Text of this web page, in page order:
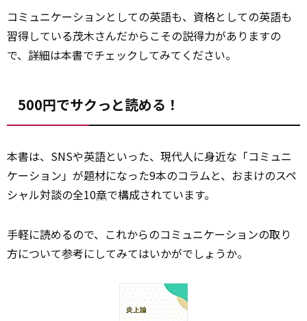
コミュニケーションとしての英語も、資格としての英語も
習得している茂木さんだからこその説得力がありますの
で、 詳細は本書でチェックしてみてください。
500円でサクっと読める！
本書は、SNSや英語といった、現代人に身近な「コミュニ
ケーション」が題材になった9本のコラムと、おまけのスペ
シャル対談の全10章で構成されています。
手軽に読めるので、これからのコミュニケーションの取り
方について参考にしてみてはいかがでしょうか。